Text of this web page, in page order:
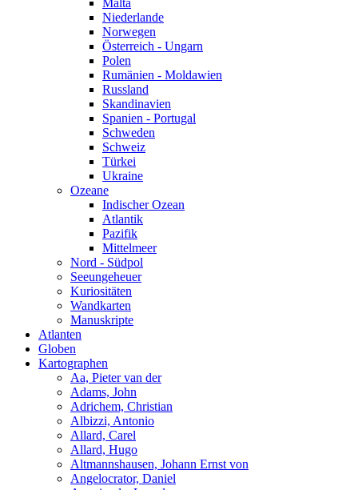
Malta
Niederlande
Norwegen
Österreich - Ungarn
Polen
Rumänien - Moldawien
Russland
Skandinavien
Spanien - Portugal
Schweden
Schweiz
Türkei
Ukraine
Ozeane
Indischer Ozean
Atlantik
Pazifik
Mittelmeer
Nord - Südpol
Seeungeheuer
Kuriositäten
Wandkarten
Manuskripte
Atlanten
Globen
Kartographen
Aa, Pieter van der
Adams, John
Adrichem, Christian
Albizzi, Antonio
Allard, Carel
Allard, Hugo
Altmannshausen, Johann Ernst von
Angelocrator, Daniel